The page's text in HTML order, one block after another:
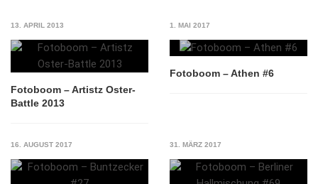
13. APRIL 2013
Fotoboom – Artistz Oster-
Battle 2013
1. MAI 2017
Fotoboom – Athen #6
16. AUGUST 2017 31. MÄRZ 2017